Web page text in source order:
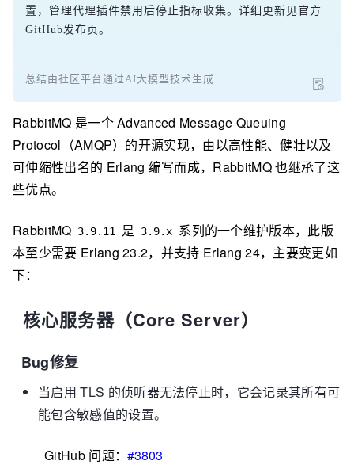
置，管理代理插件禁用后停止指标收集。详细更新见官方
GitHub发布页。
总结由社区平台通过AI大模型技术生成
RabbitMQ 是一个 Advanced Message Queuing
Protocol（AMQP）的开源实现，由以高性能、健壮以及
可伸缩性出名的 Erlang 编写而成，RabbitMQ 也继承了这
些优点。
RabbitMQ 3.9.11 是 3.9.x 系列的一个维护版本，此版
本至少需要 Erlang 23.2，并支持 Erlang 24，主要变更如
下：
核心服务器（Core Server）
Bug修复
当启用 TLS 的侦听器无法停止时，它会记录其所有可
能包含敏感值的设置。
GitHub 问题：#3803